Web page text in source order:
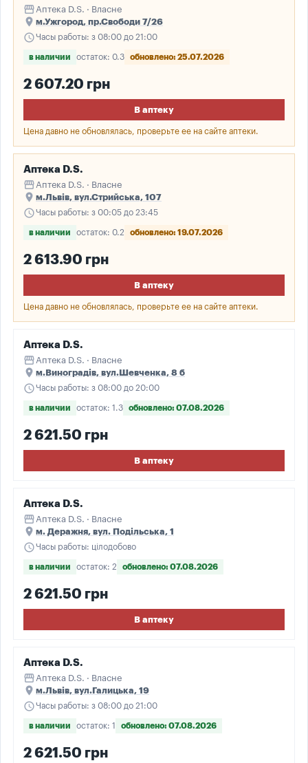
storefront Аптека D.S. · Власне
place м.Ужгород, пр.Свободи 7/26
scheduleЧасы работы: з 08:00 до 21:00
в наличии остаток: 0.3 обновлено: 25.07.2026
2 607.20 грн
В аптеку
Цена давно не обновлялась, проверьте ее на сайте аптеки.
Аптека D.S.
storefront Аптека D.S. · Власне
place м.Львів, вул.Стрийська, 107
scheduleЧасы работы: з 00:05 до 23:45
в наличии остаток: 0.2 обновлено: 19.07.2026
2 613.90 грн
В аптеку
Цена давно не обновлялась, проверьте ее на сайте аптеки.
Аптека D.S.
storefront Аптека D.S. · Власне
place м.Виноградів, вул.Шевченка, 8 б
scheduleЧасы работы: з 08:00 до 20:00
в наличии остаток: 1.3 обновлено: 07.08.2026
2 621.50 грн
В аптеку
Аптека D.S.
storefront Аптека D.S. · Власне
place м. Деражня, вул. Подільська, 1
scheduleЧасы работы: цілодобово
в наличии остаток: 2 обновлено: 07.08.2026
2 621.50 грн
В аптеку
Аптека D.S.
storefront Аптека D.S. · Власне
place м.Львів, вул.Галицька, 19
scheduleЧасы работы: з 08:00 до 21:00
в наличии остаток: 1 обновлено: 07.08.2026
2 621.50 грн